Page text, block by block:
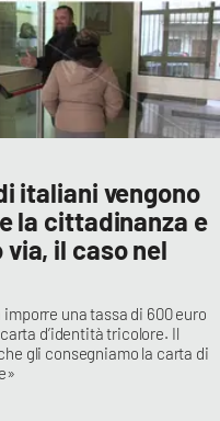
italiani vengono
la cittadinanza e
il caso nel
imporre una tassa di 600 euro
d’identità tricolore. Il
gli consegniamo la carta di